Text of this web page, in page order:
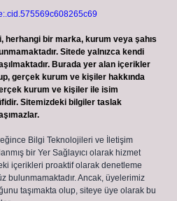
herhangi bir marka, kurum veya şahıs
Sitede yalnızca kendi
Burada yer alan içerikler
gerçek kurum ve kişiler hakkında
kurum ve kişiler ile isim
Sitemizdeki bilgiler taslak
Bilgi Teknolojileri ve İletişim
bir Yer Sağlayıcı olarak hizmet
içerikleri proaktif olarak denetleme
bulunmamaktadır. Ancak, üyelerimiz
taşımakta olup, siteye üye olarak bu